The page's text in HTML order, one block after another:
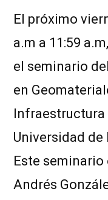
El próximo
a.m a 11:59
el seminario
en
Infraestructura
Universidad de
Este
Andrés